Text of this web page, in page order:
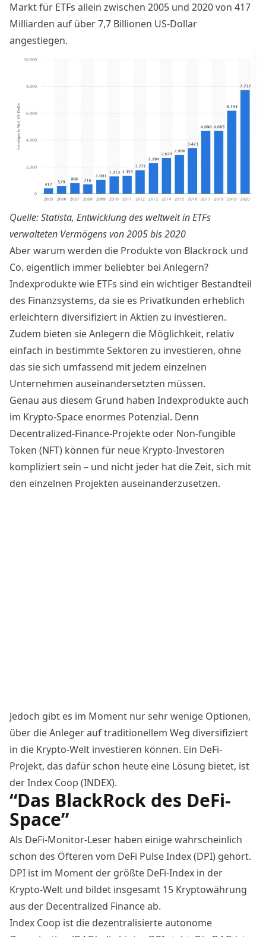
Markt für ETFs allein zwischen 2005 und 2020 von 417
Milliarden auf über 7,7 Billionen US-Dollar
angestiegen.
Quelle: Statista, Entwicklung des weltweit in ETFs
verwalteten Vermögens von 2005 bis 2020
Aber warum werden die Produkte von Blackrock und
Co. eigentlich immer beliebter bei Anlegern?
Indexprodukte wie ETFs sind ein wichtiger Bestandteil
des Finanzsystems, da sie es Privatkunden erheblich
erleichtern diversifiziert in Aktien zu investieren.
Zudem bieten sie Anlegern die Möglichkeit, relativ
einfach in bestimmte Sektoren zu investieren, ohne
das sie sich umfassend mit jedem einzelnen
Unternehmen auseinandersetzten müssen.
Genau aus diesem Grund haben Indexprodukte auch
im Krypto-Space enormes Potenzial. Denn
Decentralized-Finance-Projekte oder Non-fungible
Token (NFT) können für neue Krypto-Investoren
kompliziert sein – und nicht jeder hat die Zeit, sich mit
den einzelnen Projekten auseinanderzusetzen.
Jedoch gibt es im Moment nur sehr wenige Optionen,
über die Anleger auf traditionellem Weg diversifiziert
in die Krypto-Welt investieren können. Ein DeFi-
Projekt, das dafür schon heute eine Lösung bietet, ist
derIndex Coop (INDEX).
“Das BlackRock des DeFi-
Space”
Als DeFi-Monitor-Leser haben einige wahrscheinlich
schon des Öfteren vom DeFi Pulse Index (DPI) gehört.
DPI ist im Moment der größte DeFi-Index in der
Krypto-Welt und bildet insgesamt 15 Kryptowährung
aus der Decentralized Finance ab.
Index Coop ist die dezentralisierte autonome